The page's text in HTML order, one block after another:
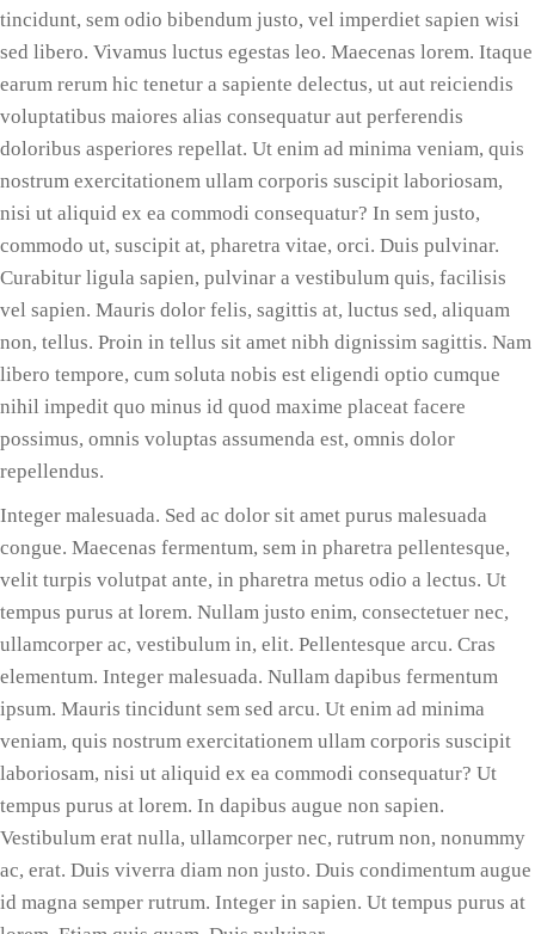
tincidunt, sem odio bibendum justo, vel imperdiet sapien wisi
sed libero. Vivamus luctus egestas leo. Maecenas lorem. Itaque
earum rerum hic tenetur a sapiente delectus, ut aut reiciendis
voluptatibus maiores alias consequatur aut perferendis
doloribus asperiores repellat. Ut enim ad minima veniam, quis
nostrum exercitationem ullam corporis suscipit laboriosam,
nisi ut aliquid ex ea commodi consequatur? In sem justo,
commodo ut, suscipit at, pharetra vitae, orci. Duis pulvinar.
Curabitur ligula sapien, pulvinar a vestibulum quis, facilisis
vel sapien. Mauris dolor felis, sagittis at, luctus sed, aliquam
non, tellus. Proin in tellus sit amet nibh dignissim sagittis. Nam
libero tempore, cum soluta nobis est eligendi optio cumque
nihil impedit quo minus id quod maxime placeat facere
possimus, omnis voluptas assumenda est, omnis dolor
repellendus.
Integer malesuada. Sed ac dolor sit amet purus malesuada
congue. Maecenas fermentum, sem in pharetra pellentesque,
velit turpis volutpat ante, in pharetra metus odio a lectus. Ut
tempus purus at lorem. Nullam justo enim, consectetuer nec,
ullamcorper ac, vestibulum in, elit. Pellentesque arcu. Cras
elementum. Integer malesuada. Nullam dapibus fermentum
ipsum. Mauris tincidunt sem sed arcu. Ut enim ad minima
veniam, quis nostrum exercitationem ullam corporis suscipit
laboriosam, nisi ut aliquid ex ea commodi consequatur? Ut
tempus purus at lorem. In dapibus augue non sapien.
Vestibulum erat nulla, ullamcorper nec, rutrum non, nonummy
ac, erat. Duis viverra diam non justo. Duis condimentum augue
id magna semper rutrum. Integer in sapien. Ut tempus purus at